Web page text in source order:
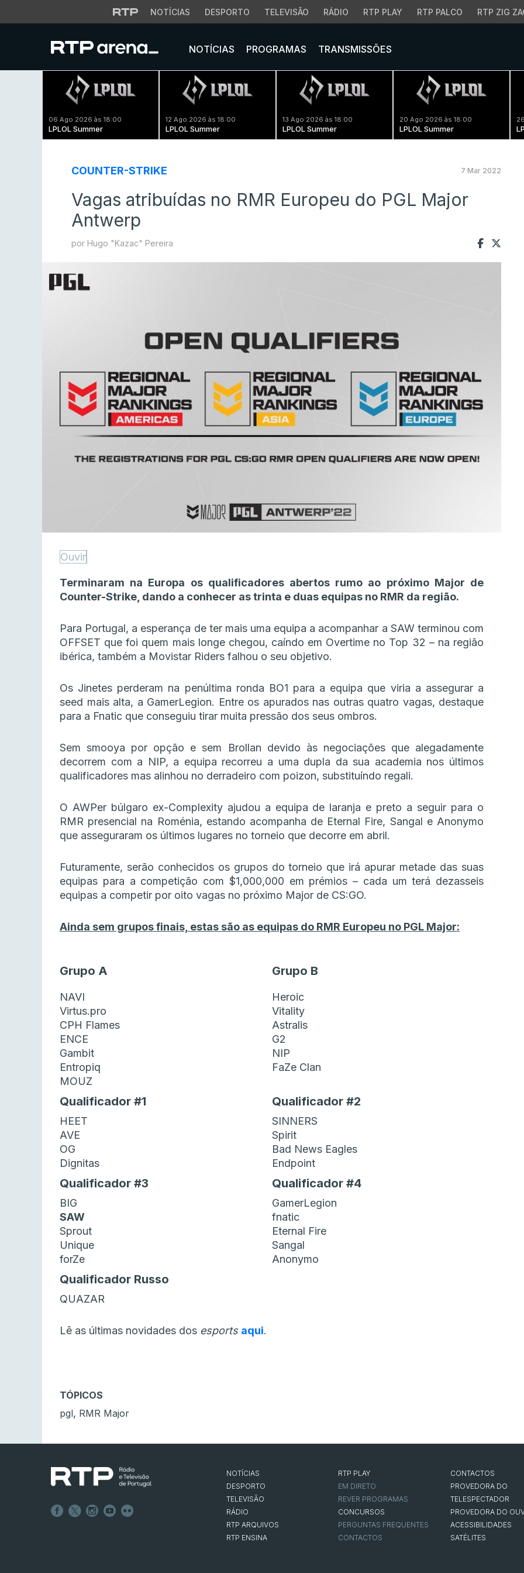
NOTÍCIAS DESPORTO TELEVISÃO RÁDIO RTP PLAY RTP PALCO RTP ZIG
NOTÍCIAS PROGRAMAS TRANSMISSÕES
06 Ago 2026 às 18:00
LPLOL Summer
12 Ago 2026 às 18:00
LPLOL Summer
13 Ago 2026 às 18:00
LPLOL Summer
20 Ago 2026 às 18:00
LPLOL Summer
COUNTER-STRIKE 7 Mar 2022
Vagas atribuídas no RMR Europeu do PGL Major
Antwerp
por Hugo "Kazac" Pereira
Ouvir
Terminaram na Europa os qualificadores abertos rumo ao próximo Major de
Counter-Strike, dando a conhecer as trinta e duas equipas no RMR da região.
Para Portugal, a esperança de ter mais uma equipa a acompanhar a SAW terminou com
OFFSET que foi quem mais longe chegou, caíndo em Overtime no Top 32 – na região
ibérica, também a Movistar Riders falhou o seu objetivo.
Os Jinetes perderam na penúltima ronda BO1 para a equipa que viria a assegurar a
seed mais alta, a GamerLegion. Entre os apurados nas outras quatro vagas, destaque
para a Fnatic que conseguiu tirar muita pressão dos seus ombros.
Sem smooya por opção e sem Brollan devido às negociações que alegadamente
decorrem com a NIP, a equipa recorreu a uma dupla da sua academia nos últimos
qualificadores mas alinhou no derradeiro com poizon, substituíndo regali.
O AWPer búlgaro ex-Complexity ajudou a equipa de laranja e preto a seguir para o
RMR presencial na Roménia, estando acompanha de Eternal Fire, Sangal e Anonymo
que asseguraram os últimos lugares no torneio que decorre em abril.
Futuramente, serão conhecidos os grupos do torneio que irá apurar metade das suas
equipas para a competição com $1,000,000 em prémios – cada um terá dezasseis
equipas a competir por oito vagas no próximo Major de CS:GO.
Ainda sem grupos finais, estas são as equipas do RMR Europeu no PGL Major:
Grupo A Grupo B
NAVI
Heroic
Virtus.pro
Vitality
CPH Flames
Astralis
ENCE
G2
Gambit
NIP
Entropiq
FaZe Clan
MOUZ
Qualificador #1 Qualificador #2
HEET
SINNERS
AVE
Spirit
OG
Bad News Eagles
Dignitas
Endpoint
Qualificador #3 Qualificador #4
BIG
GamerLegion
SAW
fnatic
Sprout
Eternal Fire
Unique
Sangal
forZe
Anonymo
Qualificador Russo
QUAZAR
Lê as últimas novidades dos esports aqui.
TÓPICOS
pgl, RMR Major
NOTÍCIAS
DESPORTO
TELEVISÃO
RÁDIO
RTP ARQUIVOS
RTP ENSINA
RTP PLAY
EM DIRETO
REVER PROGRAMAS
CONCURSOS
PERGUNTAS FREQUENTES
CONTACTOS
CONTACTOS
PROVEDORA DO
TELESPECTADOR
PROVEDORA DO
ACESSIBILIDADES
SATÉLITES